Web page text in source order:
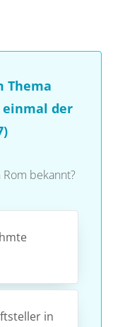
Thema
einmal der
bekannt?
in